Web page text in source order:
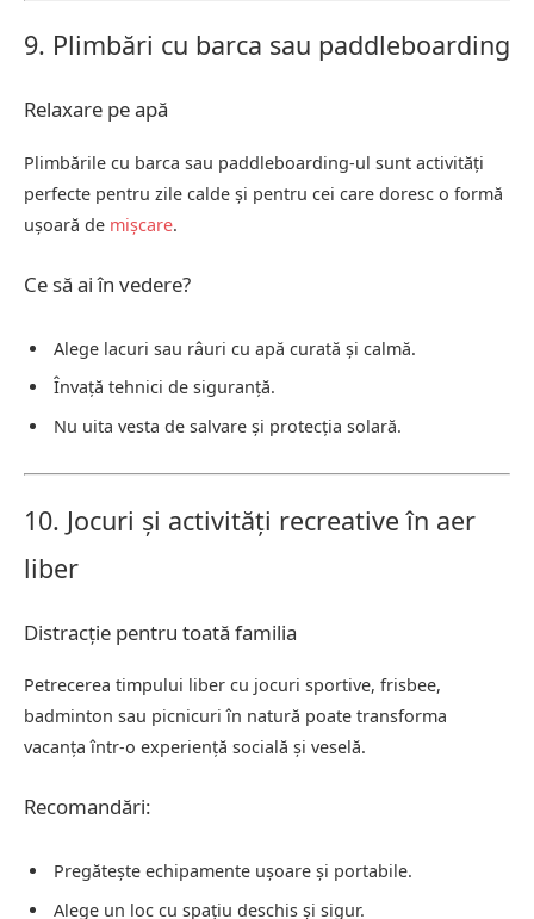
9. Plimbări cu barca sau paddleboarding
Relaxare pe apă
Plimbările cu barca sau paddleboarding-ul sunt activități
perfecte pentru zile calde și pentru cei care doresc o formă
ușoară de mișcare.
Ce să ai în vedere?
Alege lacuri sau râuri cu apă curată și calmă.
Învață tehnici de siguranță.
Nu uita vesta de salvare și protecția solară.
10. Jocuri și activități recreative în aer
liber
Distracție pentru toată familia
Petrecerea timpului liber cu jocuri sportive, frisbee,
badminton sau picnicuri în natură poate transforma
vacanța într-o experiență socială și veselă.
Recomandări:
Pregătește echipamente ușoare și portabile.
Alege un loc cu spațiu deschis și sigur.